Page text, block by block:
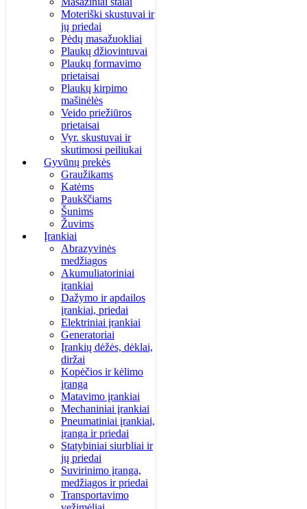
Moteriški skustuvai ir
jų priedai
Pėdų masažuokliai
Plaukų džiovintuvai
Plaukų formavimo
prietaisai
Plaukų kirpimo
mašinėlės
Veido priežiūros
prietaisai
Vyr. skustuvai ir
skutimosi peiliukai
Gyvūnų prekės
Graužikams
Katėms
Paukščiams
Šunims
Žuvims
Įrankiai
Abrazyvinės
medžiagos
Akumuliatoriniai
įrankiai
Dažymo ir apdailos
įrankiai, priedai
Elektriniai įrankiai
Generatoriai
Įrankių dėžės, dėklai,
diržai
Kopėčios ir kėlimo
įranga
Matavimo įrankiai
Mechaniniai įrankiai
Pneumatiniai įrankiai,
įranga ir priedai
Statybiniai siurbliai ir
jų priedai
Suvirinimo įranga,
medžiagos ir priedai
Transportavimo